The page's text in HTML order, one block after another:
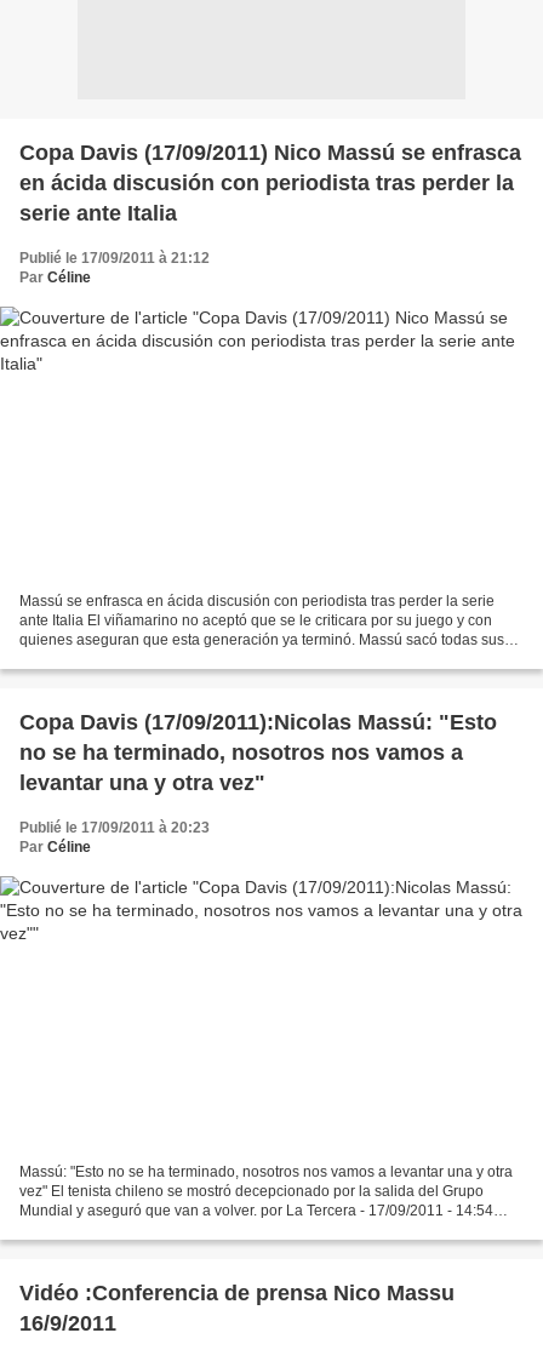
Copa Davis (17/09/2011) Nico Massú se enfrasca
en ácida discusión con periodista tras perder la
serie ante Italia
Publié le 17/09/2011 à 21:12
Par Céline
Massú se enfrasca en ácida discusión con periodista tras perder la serie
ante Italia El viñamarino no aceptó que se le criticara por su juego y con
quienes aseguran que esta generación ya terminó. Massú sacó todas sus
Copa Davis (17/09/2011):Nicolas Massú: "Esto
no se ha terminado, nosotros nos vamos a
levantar una y otra vez"
Publié le 17/09/2011 à 20:23
Par Céline
Massú: "Esto no se ha terminado, nosotros nos vamos a levantar una y otra
vez" El tenista chileno se mostró decepcionado por la salida del Grupo
Mundial y aseguró que van a volver. por La Tercera - 17/09/2011 - 14:54
Vidéo :Conferencia de prensa Nico Massu
16/9/2011